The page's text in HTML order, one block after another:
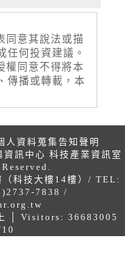
同意其說法或描
任何投資建議。
權同意不得將本
傳播或轉載，本
人資料蒐集告知聲明
訊中心 科技產業資訊室
科技大樓14樓）/ TEL:
7838 /
│ Visitors: 36683005